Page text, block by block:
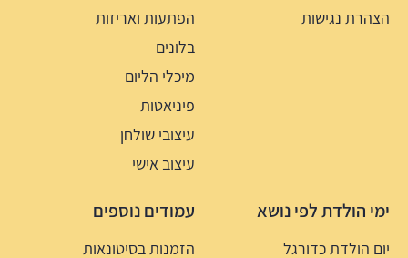
הצהרת נגישות
הפתעות ואריזות
בלונים
מיכלי הליום
פיניאטות
עיצובי שולחן
עיצוב אישי
ימי הולדת לפי נושא
יום הולדת כדורגל
עמודים נוספים
הזמנות בסיטונאות